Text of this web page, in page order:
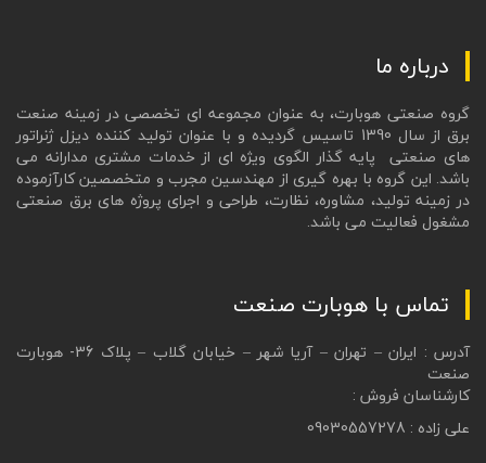
درباره ما
گروه صنعتی هوبارت، به عنوان مجموعه ای تخصصی در زمینه صنعت
برق از سال 1390 تاسیس گردیده و با عنوان تولید کننده دیزل ژنراتور
های صنعتی پایه گذار الگوی ویژه ای از خدمات مشتری مدارانه می
باشد. این گروه با بهره گیری از مهندسین مجرب و متخصصین کارآزموده
در زمینه تولید، مشاوره، نظارت، طراحی و اجرای پروژه های برق صنعتی
مشغول فعالیت می باشد.
تماس با هوبارت صنعت
آدرس : ایران – تهران – آریا شهر – خیابان گلاب – پلاک 36- هوبارت
صنعت
کارشناسان فروش :
علی زاده : 09030557278